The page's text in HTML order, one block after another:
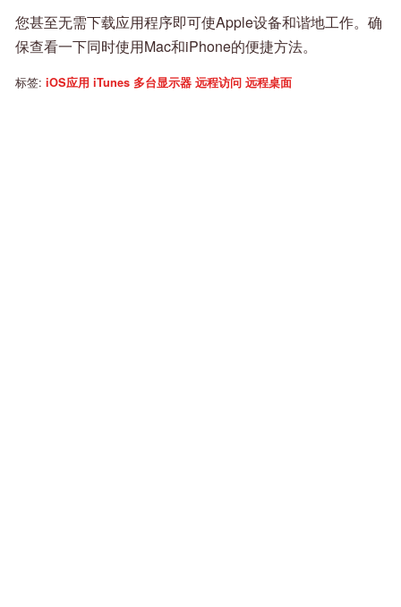
您甚至无需下载应用程序即可使Apple设备和谐地工作。确
保查看一下同时使用Mac和iPhone的便捷方法。
标签: iOS应用 iTunes 多台显示器 远程访问 远程桌面